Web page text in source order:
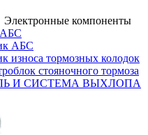
Электронные компоненты
АБС
износа тормозных колодок
стояночного тормоза
И СИСТЕМА ВЫХЛОПА